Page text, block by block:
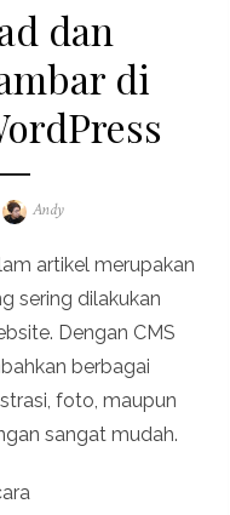
dan
di
Author
Andy
artikel merupakan
sering dilakukan
Dengan CMS
berbagai
foto, maupun
sangat mudah.